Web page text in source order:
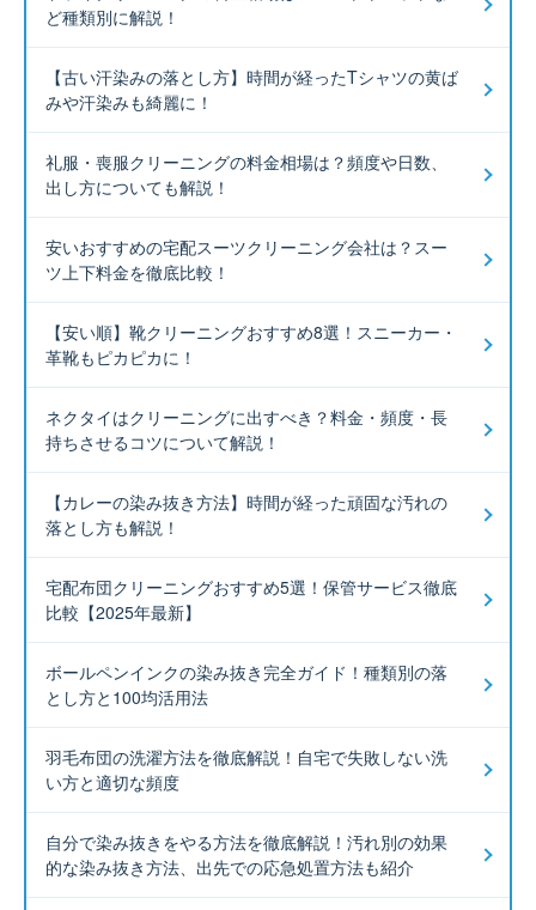
ど種類別に解説！
【古い汗染みの落とし方】時間が経ったTシャツの黄ば
みや汗染みも綺麗に！
礼服・喪服クリーニングの料金相場は？頻度や日数、
出し方についても解説！
安いおすすめの宅配スーツクリーニング会社は？スー
ツ上下料金を徹底比較！
【安い順】靴クリーニングおすすめ8選！スニーカー・
革靴もピカピカに！
ネクタイはクリーニングに出すべき？料金・頻度・長
持ちさせるコツについて解説！
【カレーの染み抜き方法】時間が経った頑固な汚れの
落とし方も解説！
宅配布団クリーニングおすすめ5選！保管サービス徹底
比較【2025年最新】
ボールペンインクの染み抜き完全ガイド！種類別の落
とし方と100均活用法
羽毛布団の洗濯方法を徹底解説！自宅で失敗しない洗
い方と適切な頻度
自分で染み抜きをやる方法を徹底解説！汚れ別の効果
的な染み抜き方法、出先での応急処置方法も紹介